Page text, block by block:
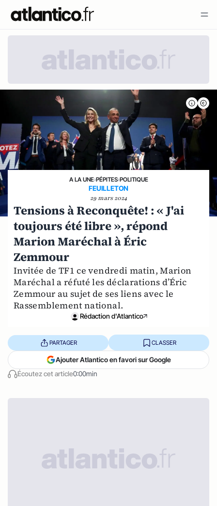
A LA UNE›PÉPITES›POLITIQUE
FEUILLETON
29 mars 2024
Tensions à Reconquête! : « J'ai
toujours été libre », répond
Marion Maréchal à Éric
Zemmour
Invitée de TF1 ce vendredi matin, Marion
Maréchal a réfuté les déclarations d’Éric
Zemmour au sujet de ses liens avec le
Rassemblement national.
Rédaction d'Atlantico
Écoutez cet article0:00min
PARTAGER CLASSER
Ajouter Atlantico en favori sur Google